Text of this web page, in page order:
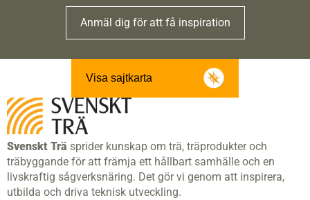
Anmäl dig för att få inspiration
Visa sajtkarta
Svenskt Trä sprider kunskap om trä, träprodukter och
träbyggande för att främja ett hållbart samhälle och en
livskraftig sågverksnäring. Det gör vi genom att inspirera,
utbilda och driva teknisk utveckling.